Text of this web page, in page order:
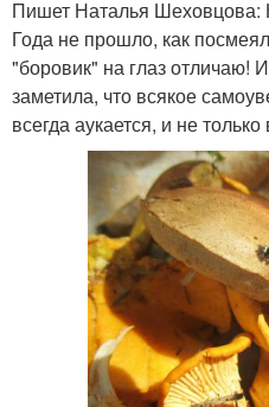
Пишет Наталья Шеховцова:
Года не прошло, как
"боровик" на глаз отличаю!
заметила, что всякое
всегда аукается, и не только